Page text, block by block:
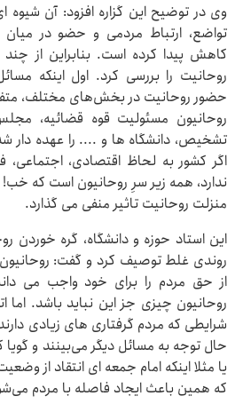
وی در توضیح این گزاره افزود: آن شیوه
تواضع، ارتباط مردمی و حضو در
کاهش پیدا کرده است. بنابراین از
روحانیت را بررسی کرد. اول اینکه
حضور روحانیت در بخش‌های مختلف،
روحانیون مسئولیت قوه قضائیه،
تشخیص، دانشگاه ها و .... را عهده دار
اگر کشور به لحاظ اقتصادی،
ندارد، همه زیر سرِ روحانیون است که
منزلت روحانیت تاثیر منفی می گذارد.
این استاد حوزه و دانشگاه، گره خوردن
روندی غلط توصیف کرد و گفت: روحانیون
از حق مردم را برای خود واجب می
روحانیون چیزی جز این نباید باشد. اما
شرایطی که مردم گرفتاری های زیادی
حال توجه به مسائل دیگر می‌بینند و گویا
یا مثلا اینکه امام جمعه ای انتقاد از
که همین باعث ایجاد فاصله با مردم